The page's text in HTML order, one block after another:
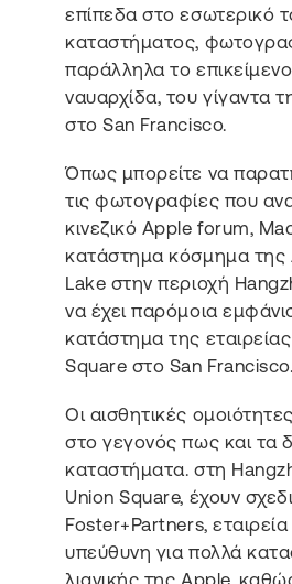
επίπεδα στο εσωτερικό
καταστήματος,
παράλληλα το
ναυαρχίδα, του γίγαντα
στο San Francisco.
Όπως μπορείτε να
τις φωτογραφίες που
κινεζικό Apple forum,
κατάστημα κόσμημα της
Lake στην περιοχή
να έχει παρόμοια
κατάστημα της
Square στο San Francisco.
Οι αισθητικές
στο γεγονός πως και τα
καταστήματα. στη
Union Square, έχουν
Foster+Partners, εταιρεία
υπεύθυνη για πολλά
λιανικής της Apple,